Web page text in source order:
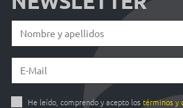
He leído, comprendo y acepto los términos y